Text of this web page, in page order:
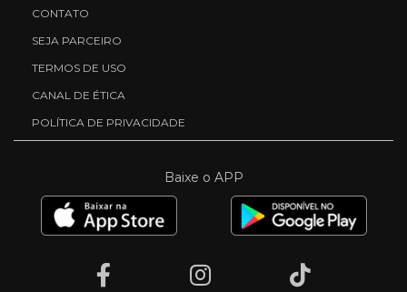
CONTATO
SEJA PARCEIRO
TERMOS DE USO
CANAL DE ÉTICA
POLÍTICA DE PRIVACIDADE
Baixe o APP